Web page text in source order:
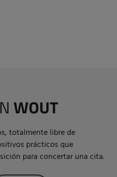
WOUT
totalmente libre de
prácticos que
para concertar una cita.